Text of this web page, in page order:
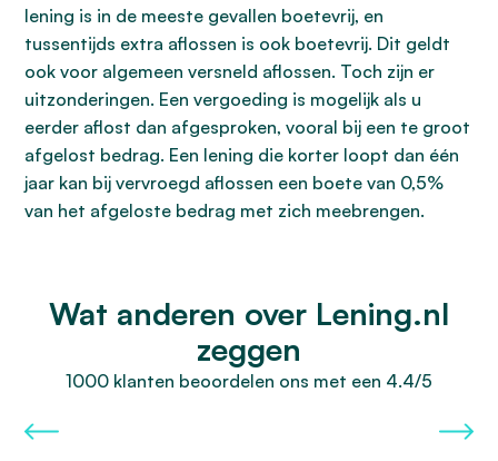
lening is in de meeste gevallen boetevrij, en
tussentijds extra aflossen is ook boetevrij. Dit geldt
ook voor algemeen versneld aflossen. Toch zijn er
uitzonderingen. Een vergoeding is mogelijk als u
eerder aflost dan afgesproken, vooral bij een te groot
afgelost bedrag. Een lening die korter loopt dan één
jaar kan bij vervroegd aflossen een boete van 0,5%
van het afgeloste bedrag met zich meebrengen.
Wat anderen over Lening.nl
zeggen
1000 klanten beoordelen ons met een 4.4/5